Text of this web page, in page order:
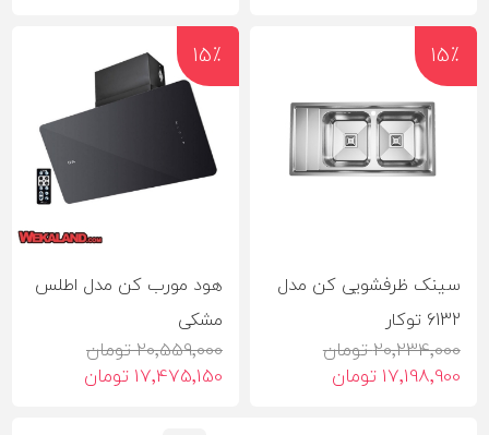
15٪
سینک ظرفشویی کن مدل
6132 توکار
20٬234٬000 تومان
17٬198٬900 تومان
15٪
هود مورب کن مدل اطلس
مشکی
20٬559٬000 تومان
17٬475٬150 تومان